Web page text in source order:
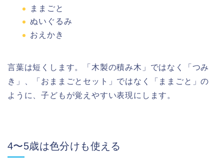
ままごと
ぬいぐるみ
おえかき
言葉は短くします。「木製の積み木」ではなく「つみ
き」、「おままごとセット」ではなく「ままごと」の
ように、子どもが覚えやすい表現にします。
4〜5歳は色分けも使える